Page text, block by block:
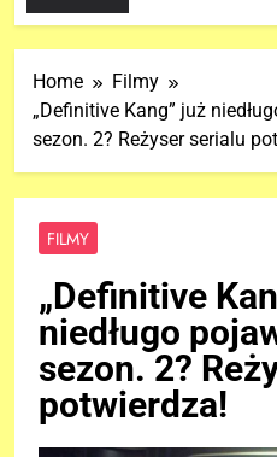
Home
Filmy
„Definitive Kang” już
sezon. 2? Reżyser serialu
FILMY
„Definitive
niedługo
sezon. 2?
potwierdza!